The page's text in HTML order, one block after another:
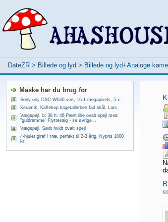
DateZR > Billede og lyd > Billede og lyd+Analoge
Måske har du brug for
Sony ony DSC-W630 sort, 16.1 megapixels, 5 x
Keramik, Kaffekop kagetallerken fad skål, Lars
Vægspejl, b: 38 h: 46 Pænt lille ovalt spejl med
"guldramme" Flyttesalg - se øvrige ..
Vægspejl, Sødt hvidt ovalt spejl
4-hjulet giraf I træ, perfekt til 2-3 årig. Nypris 1000
kr